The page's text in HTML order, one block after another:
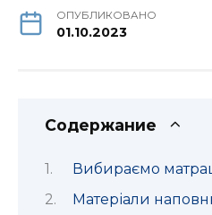
ОПУБЛИКОВАНО
01.10.2023
Содержание
Вибираємо
Матеріали